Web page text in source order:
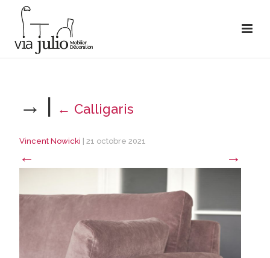
→ | ← Calligaris
Vincent Nowicki 21 octobre 2021
← →